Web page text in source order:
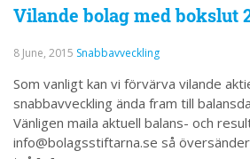
Vilande bolag med bokslut
8 June, 2015 Snabbavveckling
Som vanligt kan vi förvärva vilande
snabbavveckling ända fram till
Vänligen maila aktuell balans- och
info@bolagsstiftarna.se så